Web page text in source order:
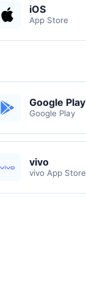
iOS
App Store
Google Play
Google Play
vivo
vivo App Store